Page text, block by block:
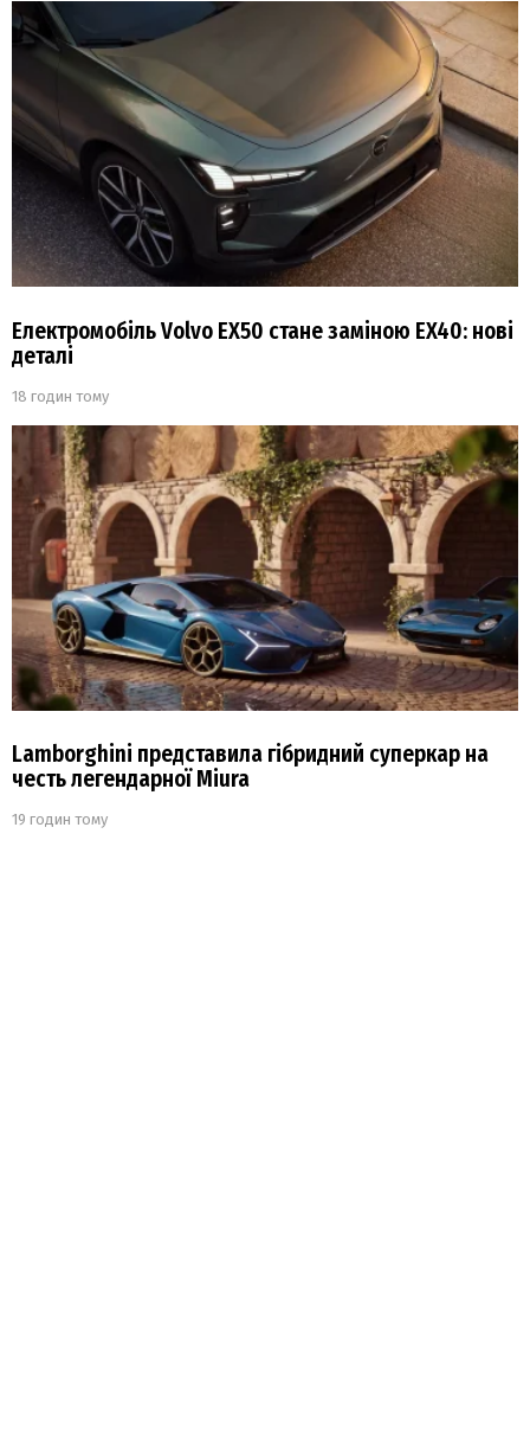
Електромобіль Volvo EX50 стане заміною EX40: нові
деталі
18 годин тому
Lamborghini представила гібридний суперкар на
честь легендарної Miura
19 годин тому